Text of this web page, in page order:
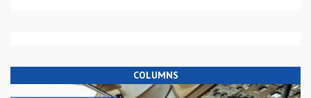
COLUMNS